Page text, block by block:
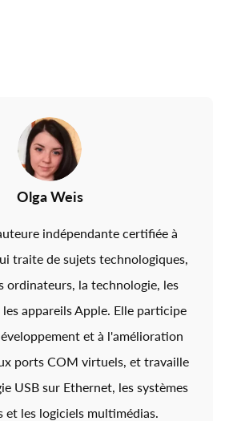
Olga Weis
indépendante certifiée à
traite de sujets technologiques,
ordinateurs, la technologie, les
appareils Apple. Elle participe
et à l'amélioration
ports COM virtuels, et travaille
USB sur Ethernet, les systèmes
et les logiciels multimédias.